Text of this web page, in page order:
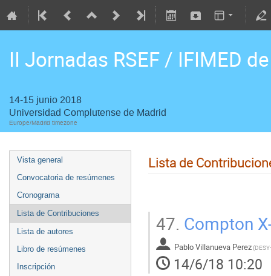
II Jornadas RSEF / IFIMED
14-15 junio 2018
Universidad Complutense de Madrid
Europe/Madrid timezone
Vista general
Convocatoria de resúmenes
Cronograma
Lista de Contribuciones
Lista de autores
Libro de resúmenes
Inscripción
Lista de
47. Compton
Pablo Villanueva Perez(
14/6/18 10:20